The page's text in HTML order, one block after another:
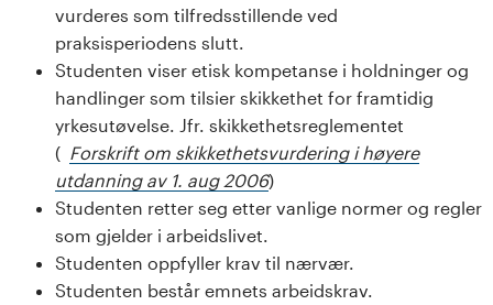
vurderes som tilfredsstillende ved
praksisperiodens slutt.
Studenten viser etisk kompetanse i holdninger og
handlinger som tilsier skikkethet for framtidig
yrkesutøvelse. Jfr. skikkethetsreglementet
( Forskrift om skikkethetsvurdering i høyere
utdanning av 1. aug 2006)
Studenten retter seg etter vanlige normer og regler
som gjelder i arbeidslivet.
Studenten oppfyller krav til nærvær.
Studenten består emnets arbeidskrav.